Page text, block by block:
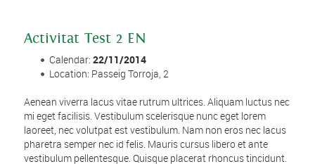
Activitat Test 2 EN
Calendar:22/11/2014
Location: Passeig Torroja, 2
Aenean viverra lacus vitae rutrum ultrices. Aliquam luctus nec
mi eget facilisis. Vestibulum scelerisque nunc eget lorem
laoreet, nec volutpat est vestibulum. Nam non eros nec lacus
pharetra semper nec id felis. Mauris cursus libero et ante
vestibulum pellentesque. Quisque placerat rhoncus tincidunt.